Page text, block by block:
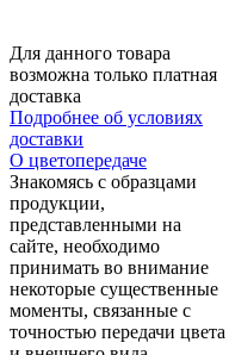
Для данного товара
возможна только платная
доставка
Подробнее об условиях
доставки
О цветопередаче
Знакомясь с образцами
продукции,
представленными на
сайте, необходимо
принимать во внимание
некоторые существенные
моменты, связанные с
точностью передачи цвета